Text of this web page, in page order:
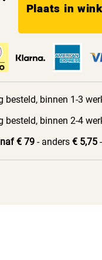
Plaats in
besteld, binnen 1-3
besteld, binnen 2-4
€ 79- anders € 5,75-